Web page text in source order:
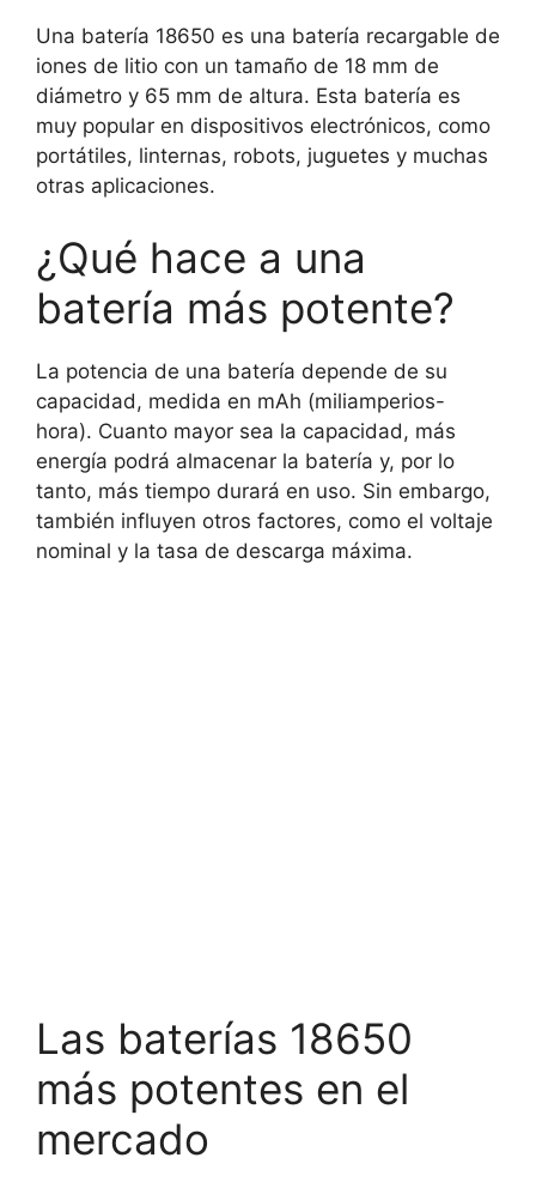
Una batería 18650 es una batería recargable de
iones de litio con un tamaño de 18 mm de
diámetro y 65 mm de altura. Esta batería es
muy popular en dispositivos electrónicos, como
portátiles, linternas, robots, juguetes y muchas
otras aplicaciones.
¿Qué hace a una
batería más potente?
La potencia de una batería depende de su
capacidad, medida en mAh (miliamperios-
hora). Cuanto mayor sea la capacidad, más
energía podrá almacenar la batería y, por lo
tanto, más tiempo durará en uso. Sin embargo,
también influyen otros factores, como el voltaje
nominal y la tasa de descarga máxima.
Las baterías 18650
más potentes en el
mercado